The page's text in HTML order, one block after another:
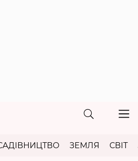
ЗЕМЛЯ СВІТ